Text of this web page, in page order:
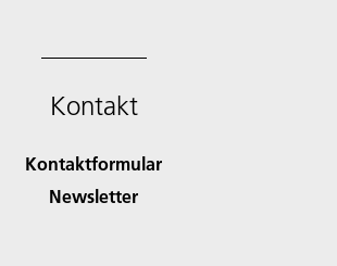
Kontakt
Kontaktformular
Newsletter